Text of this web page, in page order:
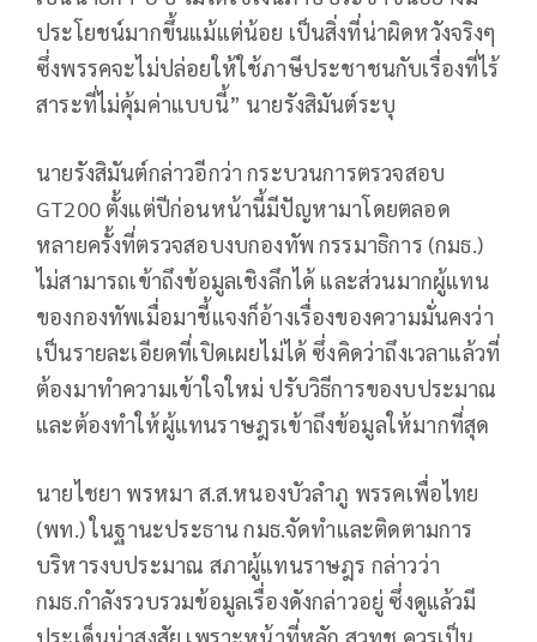
ประโยชน์มากขึ้นแม้แต่น้อย เป็นสิ่งที่น่าผิดหวังจริงๆ
ซึ่งพรรคจะไม่ปล่อยให้ใช้ภาษีประชาชนกับเรื่องที่ไร้
สาระที่ไม่คุ้มค่าแบบนี้” นายรังสิมันต์ระบุ
นายรังสิมันต์กล่าวอีกว่า กระบวนการตรวจสอบ
GT200 ตั้งแต่ปีก่อนหน้านี้มีปัญหามาโดยตลอด
หลายครั้งที่ตรวจสอบงบกองทัพ กรรมาธิการ (กมธ.)
ไม่สามารถเข้าถึงข้อมูลเชิงลึกได้ และส่วนมากผู้แทน
ของกองทัพเมื่อมาชี้แจงก็อ้างเรื่องของความมั่นคงว่า
เป็นรายละเอียดที่เปิดเผยไม่ได้ ซึ่งคิดว่าถึงเวลาแล้วที่
ต้องมาทำความเข้าใจใหม่ ปรับวิธีการของบประมาณ
และต้องทำให้ผู้แทนราษฎรเข้าถึงข้อมูลให้มากที่สุด
นายไชยา พรหมา ส.ส.หนองบัวลำภู พรรคเพื่อไทย
(พท.) ในฐานะประธาน กมธ.จัดทำและติดตามการ
บริหารงบประมาณ สภาผู้แทนราษฎร กล่าวว่า
กมธ.กำลังรวบรวมข้อมูลเรื่องดังกล่าวอยู่ ซึ่งดูแล้วมี